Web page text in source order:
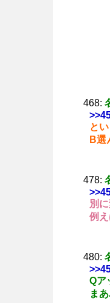
468:
と
B選
478:
別
例
480:
Qア
ま